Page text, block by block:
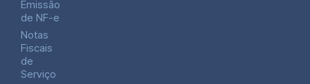
Emissão
de NF-e
Notas
Fiscais
de
Serviço